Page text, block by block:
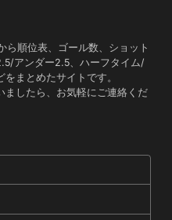
ら順位表、ゴール数、ショット
アンダー2.5、ハーフタイム/
まとめたサイトです。
ましたら、お気軽にご連絡くだ